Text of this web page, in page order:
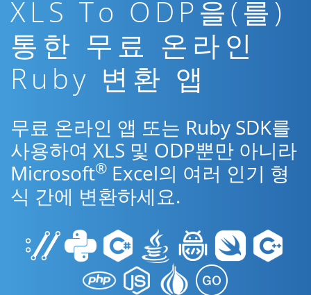
XLS To ODP을(를)
통한 무료 온라인
Ruby 변환 앱
무료 온라인 앱 또는 Ruby SDK를
사용하여 XLS 및 ODP뿐만 아니라
Microsoft® Excel의 여러 인기 형
식 간에 변환하세요.